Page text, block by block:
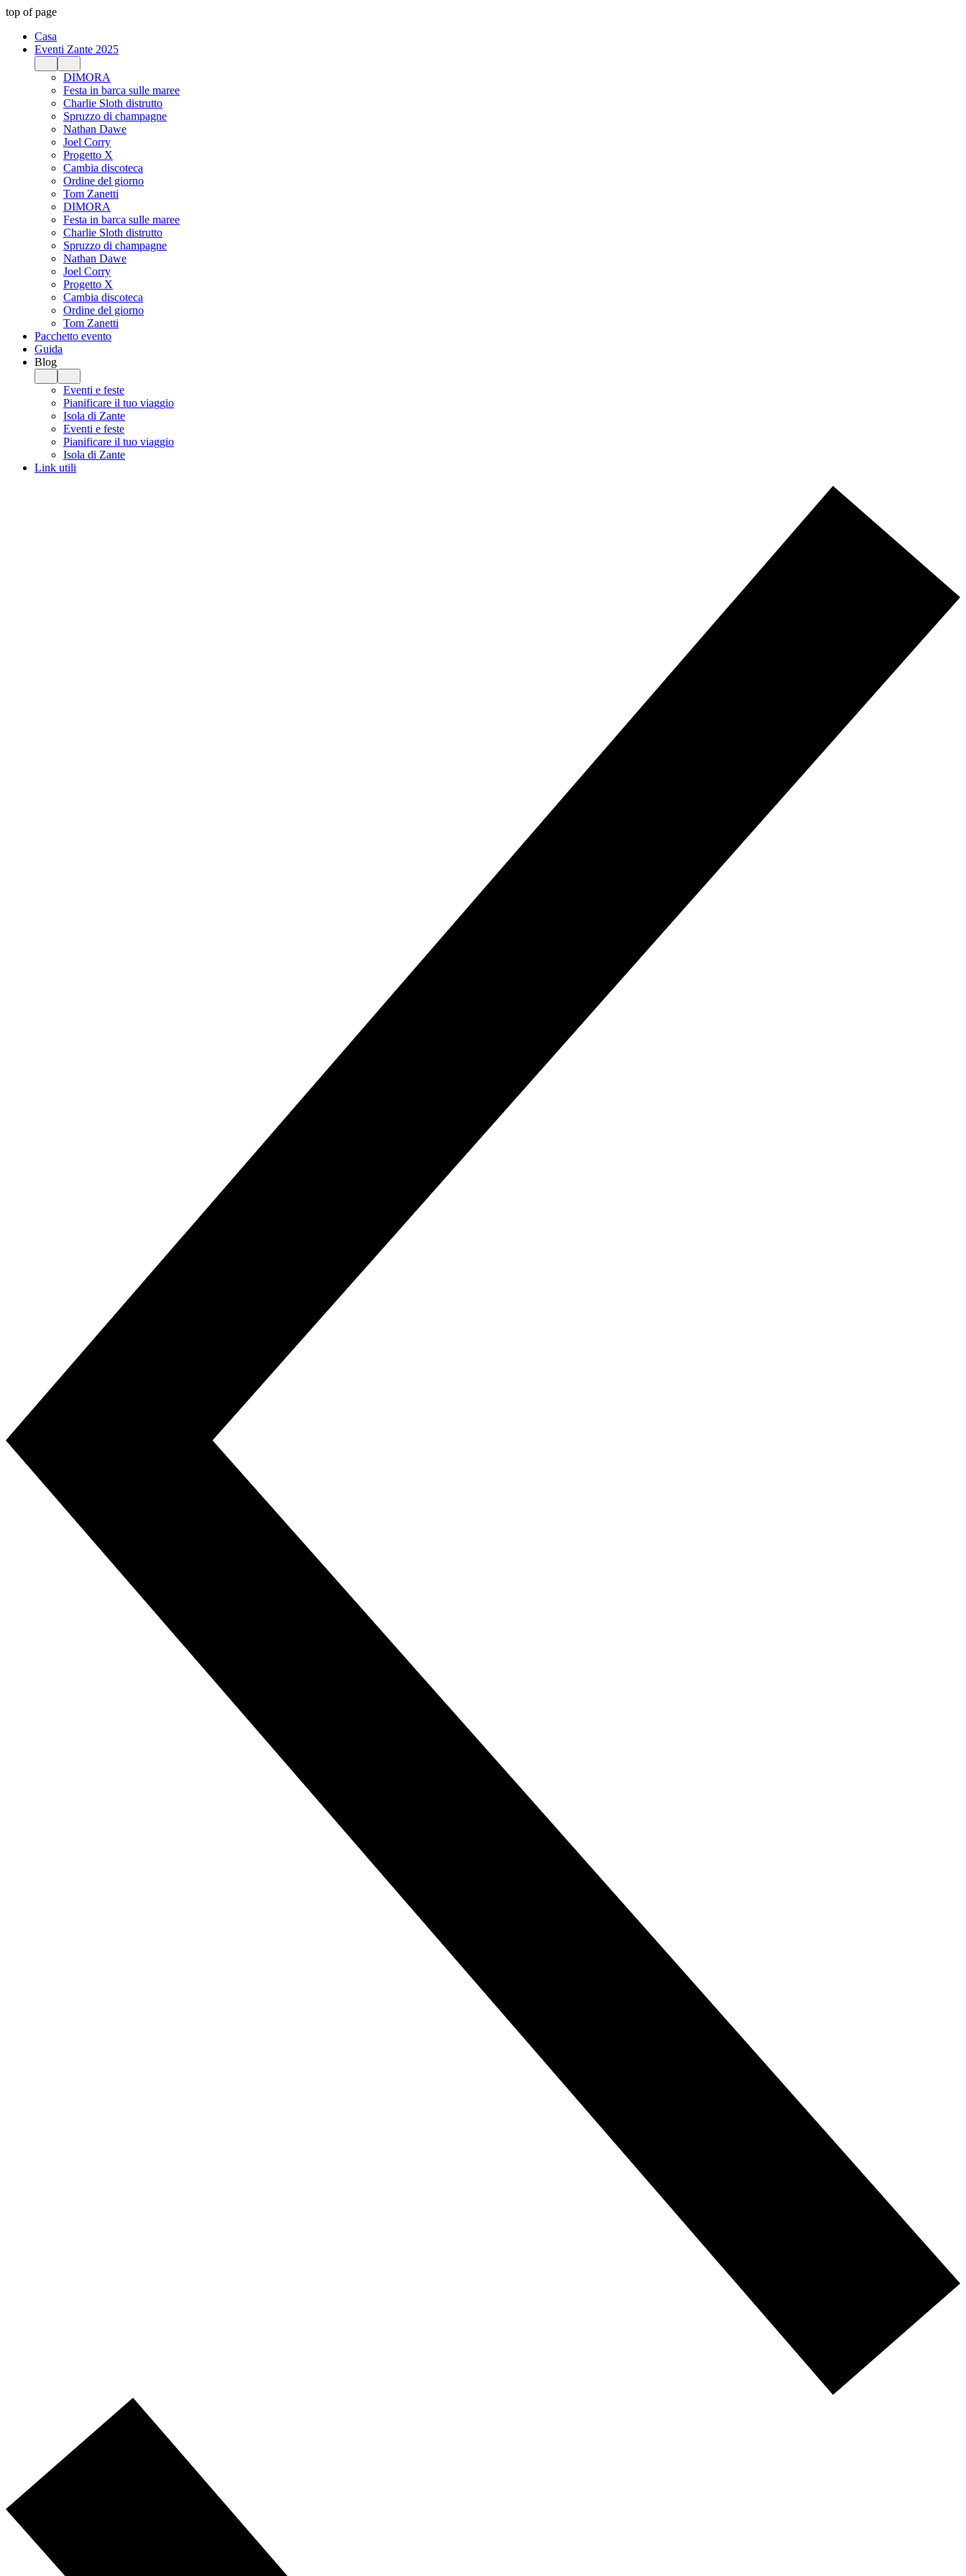
top of page
Casa
Eventi Zante 2025
DIMORA
Festa in barca sulle maree
Charlie Sloth distrutto
Spruzzo di champagne
Nathan Dawe
Joel Corry
Progetto X
Cambia discoteca
Ordine del giorno
Tom Zanetti
DIMORA
Festa in barca sulle maree
Charlie Sloth distrutto
Spruzzo di champagne
Nathan Dawe
Joel Corry
Progetto X
Cambia discoteca
Ordine del giorno
Tom Zanetti
Pacchetto evento
Guida
Blog
Eventi e feste
Pianificare il tuo viaggio
Isola di Zante
Eventi e feste
Pianificare il tuo viaggio
Isola di Zante
Link utili